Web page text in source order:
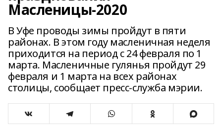
Масленицы-2020
В Уфе проводы зимы пройдут в пяти
районах. В этом году масленичная неделя
приходится на период с 24 февраля по 1
марта. Масленичные гулянья пройдут 29
февраля и 1 марта на всех районах
столицы, сообщает пресс-служба мэрии.